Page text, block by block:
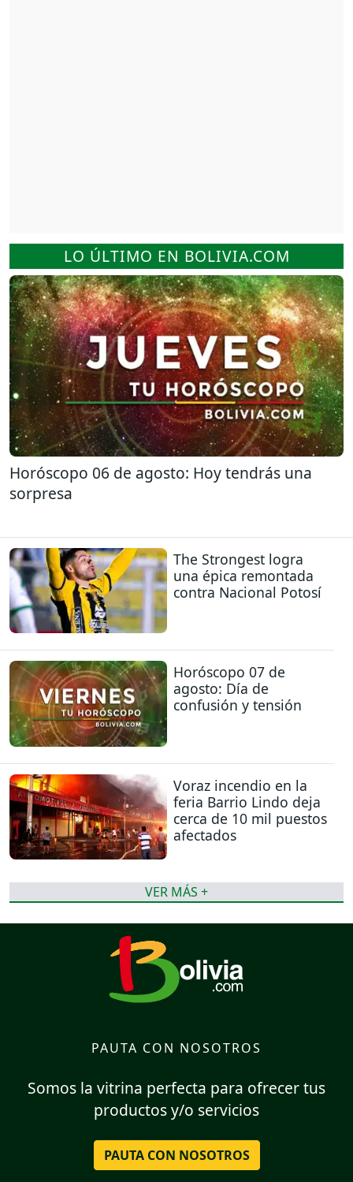
LO ÚLTIMO EN BOLIVIA.COM
Horóscopo 06 de agosto: Hoy tendrás una
sorpresa
The Strongest logra
una épica remontada
contra Nacional Potosí
Horóscopo 07 de
agosto: Día de
confusión y tensión
Voraz incendio en la
feria Barrio Lindo deja
cerca de 10 mil puestos
afectados
VER MÁS +
PAUTA CON NOSOTROS
Somos la vitrina perfecta para ofrecer tus
productos y/o servicios
PAUTA CON NOSOTROS